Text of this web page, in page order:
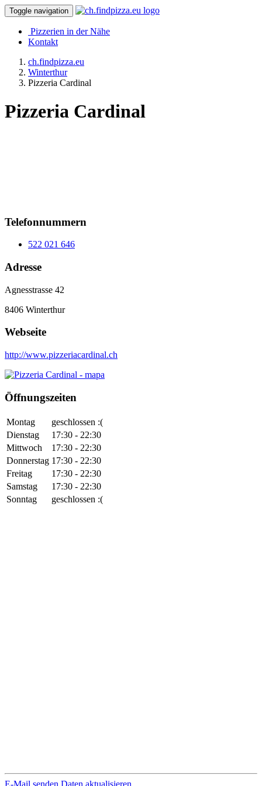
Toggle navigation
Pizzerien in der Nähe
Kontakt
ch.findpizza.eu
Winterthur
Pizzeria Cardinal
Pizzeria Cardinal
Telefonnummern
522 021 646
Adresse
Agnesstrasse 42
8406 Winterthur
Webseite
http://www.pizzeriacardinal.ch
Öffnungszeiten
Montag
geschlossen :(
Dienstag
17:30 - 22:30
Mittwoch
17:30 - 22:30
Donnerstag 17:30 - 22:30
Freitag
17:30 - 22:30
Samstag
17:30 - 22:30
Sonntag
geschlossen :(
E-Mail senden Daten aktualisieren